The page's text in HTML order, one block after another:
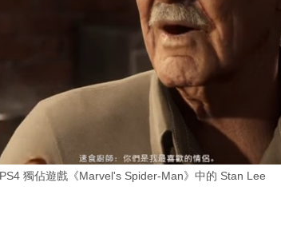
PS4 獨佔遊戲《Marvel's Spider-Man》中的 Stan Lee